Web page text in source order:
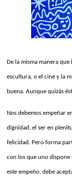
De la misma manera
escultura, o el cine y la
buena. Aunque quizás
Nos debemos empeñar
dignidad, el ser en
felicidad. Pero forma
con los que uno
este empeño, debe